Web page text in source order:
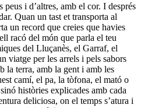
i d’altres, amb el cor. I després
Quan un tast et transporta al
un record que creies que havies
racó del món que parla el teu
del Lluçanès, el Garraf, el
viatge per les arrels i pels sabors
la terra, amb la gent i amb les
camí, el pa, la tòfona, el mató o
històries explicades amb cada
deliciosa, on el temps s’atura i